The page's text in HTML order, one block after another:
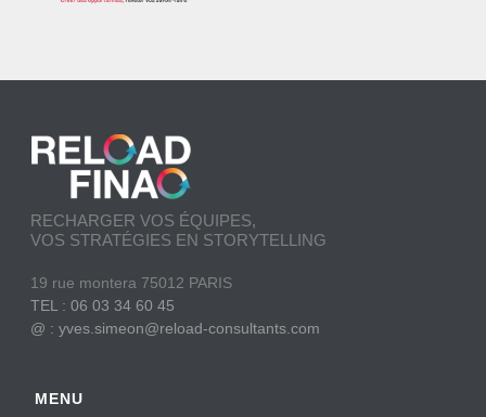
RECHARGER VOS ÉQUIPES,
VOS STRATÉGIES EN STORYTELLING
19 rue montera 75012 PARIS
TEL : 06 03 34 60 45
@ : yves.simeon@reload-consultants.com
MENU